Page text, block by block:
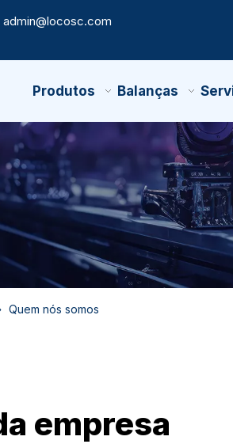
admin@locosc.com
Produtos Balanças
Quem nós somos
empresa